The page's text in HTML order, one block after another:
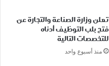
تعلن وزارة الصناعة والتجارة عن
فتح بلب التوظيف أدناه
للتخصصات التالية
منذ أسبوع واحد